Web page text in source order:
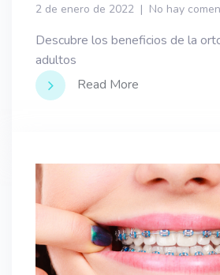
2 de enero de 2022 No hay
Descubre los beneficios de la
adultos
Read More